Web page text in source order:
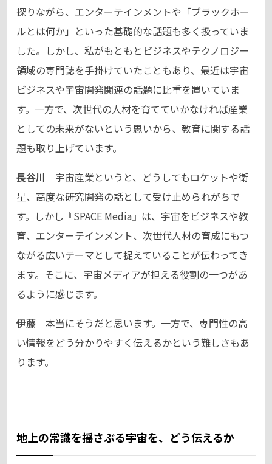
探りながら、エンターテインメントや「ブラックホー
ルとは何か」といった基礎的な話題も多く扱っていま
した。しかし、私がもともとビジネスやテクノロジー
領域の専門誌を手掛けていたこともあり、最近は宇宙
ビジネスや宇宙開発関連の話題に比重を置いていま
す。一方で、次世代の人材を育てていかなければ産業
としての未来がないという思いから、教育に関する話
題も取り上げています。
長谷川 宇宙産業というと、どうしてもロケットや衛
星、高度な研究開発の話として受け止められがちで
す。しかし『SPACE Media』は、宇宙をビジネスや教
育、エンターテインメント、次世代人材の育成にもつ
ながる広いテーマとして捉えていることが伝わってき
ます。そこに、宇宙メディアが担える役割の一つがあ
るように感じます。
伊藤 本当にそうだと思います。一方で、専門性の高
い情報をどう分かりやすく伝えるかという難しさもあ
ります。
地上の常識を揺さぶる宇宙を、どう伝えるか